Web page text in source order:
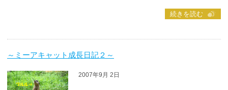
続きを読む
～ミーアキャット成長日記２～
2007年9月 2日